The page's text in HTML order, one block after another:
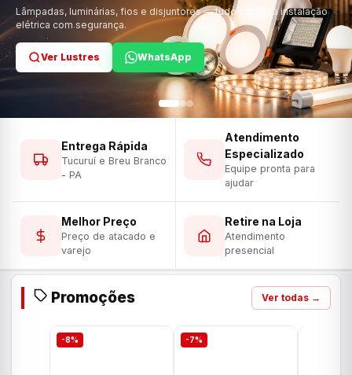
Lâmpadas, luminárias, fios e disjuntores — tudo para sua instalação
elétrica com segurança.
Ver Lustres WhatsApp
Ver Ferramentas WhatsApp
Ver Tintas WhatsApp
Entrega Rápida
Tucuruí e Breu Branco
- PA
Atendimento
Especializado
Equipe pronta para
ajudar
Melhor Preço
Preço de atacado e
varejo
Retire na Loja
Atendimento
presencial
Promoções Ver todas →
-8% -7%